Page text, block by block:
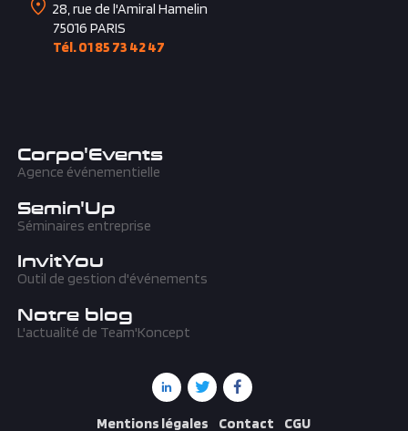
28, rue de l'Amiral Hamelin
75016 PARIS
Tél. 01 85 73 42 47
Corpo'Events
Agence événementielle
Semin'Up
Séminaires entreprise
InvitYou
Outil de gestion d'événements
Notre blog
L'actualité de Team'Koncept
Mentions légales Contact CGU